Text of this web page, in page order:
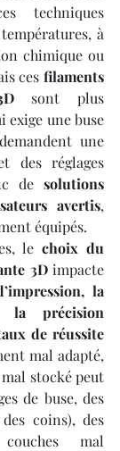
techniques
à
chimique ou
ces filaments
sont plus
exige une buse
une
des réglages
de solutions
avertis,
équipés.
le choix du
3D impacte
la
la précision
de réussite
mal adapté,
stocké peut
de buse, des
coins), des
mal